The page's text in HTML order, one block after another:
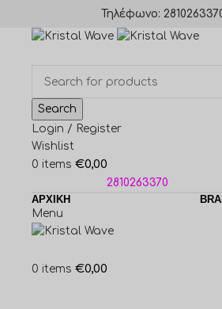
Τηλέφωνο:
Search
Login / Register
Wishlist
0 items €0,00
2810263370
ΑΡΧΙΚΗ
Menu
0 items €0,00